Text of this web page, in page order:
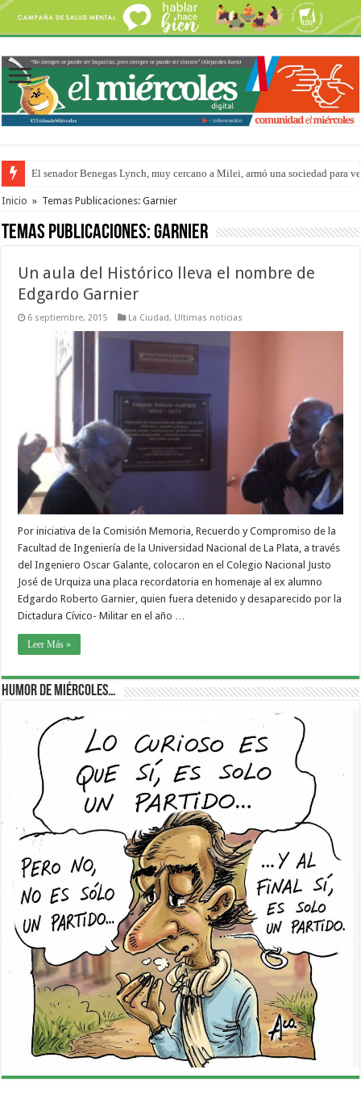
El senador Benegas Lynch, muy cercano a Milei, armó una sociedad para
El gobierno baja el capítulo de extranjerización de tierras
Inicio » Temas Publicaciones: Garnier
Temas Publicaciones:Garnier
Un aula del Histórico lleva el nombre de
Edgardo Garnier
6 septiembre, 2015 La Ciudad, Ultimas noticias
Por iniciativa de la Comisión Memoria, Recuerdo y Compromiso de la
Facultad de Ingeniería de la Universidad Nacional de La Plata, a través
del Ingeniero Oscar Galante, colocaron en el Colegio Nacional Justo
José de Urquiza una placa recordatoria en homenaje al ex alumno
Edgardo Roberto Garnier, quien fuera detenido y desaparecido por la
Dictadura Cívico- Militar en el año …
Leer Más »
Humor de Miércoles…